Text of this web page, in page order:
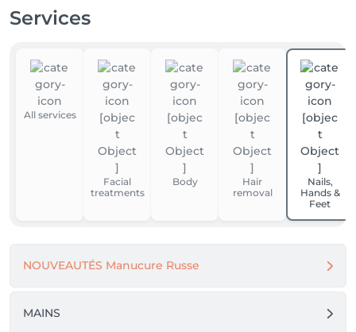
accueillent avec bienveillance : Marine, Carole et
Paulina. Trois personnalités complémentaires,
réunies par une même vision : prendre soin de vous
avec écoute, douceur et authenticité.
Ici, chaque soin est pensé comme une expérience
personnalisée. Beauté, détente et bien-être se
rencontrent dans une atmosphère apaisante, où le
temps ralentit et où l’on se sent pleinement écouté.
détails, à la qualité des gestes et à l’énergie du lieu.
secret, où l’on vient pour se recentrer, se détendre et
✨ Un lieu pour prendre soin de vous, autrement.
Services
All services
Facial
treatments
Body
Hair
removal
Nails,
Hands &
Feet
NOUVEAUTÉS Manucure Russe
MAINS